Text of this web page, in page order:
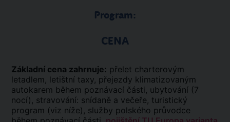
Program:
CENA
Základní cena zahrnuje: přelet charterovým
letadlem, letištní taxy, přejezdy klimatizovaným
autokarem během poznávací části, ubytování (7
nocí), stravování: snídaně a večeře, turistický
program (viz níže), služby polského průvodce